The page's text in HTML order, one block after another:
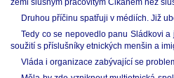
zemi slušným pracovitým Cikánem než
Druhou příčinu spatřuji v médiích. Již
Tedy co se nepovedlo panu Sládkovi
soužití s příslušníky etnických menšin a
Vláda i organizace zabývající se